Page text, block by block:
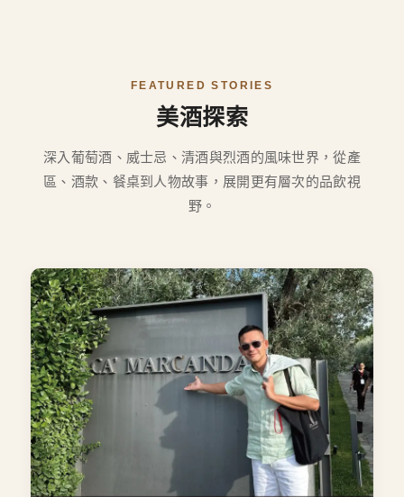
FEATURED STORIES
美酒探索
深入葡萄酒、威士忌、清酒與烈酒的風味世界，從產
區、酒款、餐桌到人物故事，展開更有層次的品飲視
野。